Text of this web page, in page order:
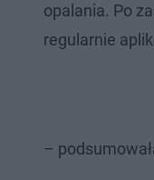
opalania. Po
regularnie
–